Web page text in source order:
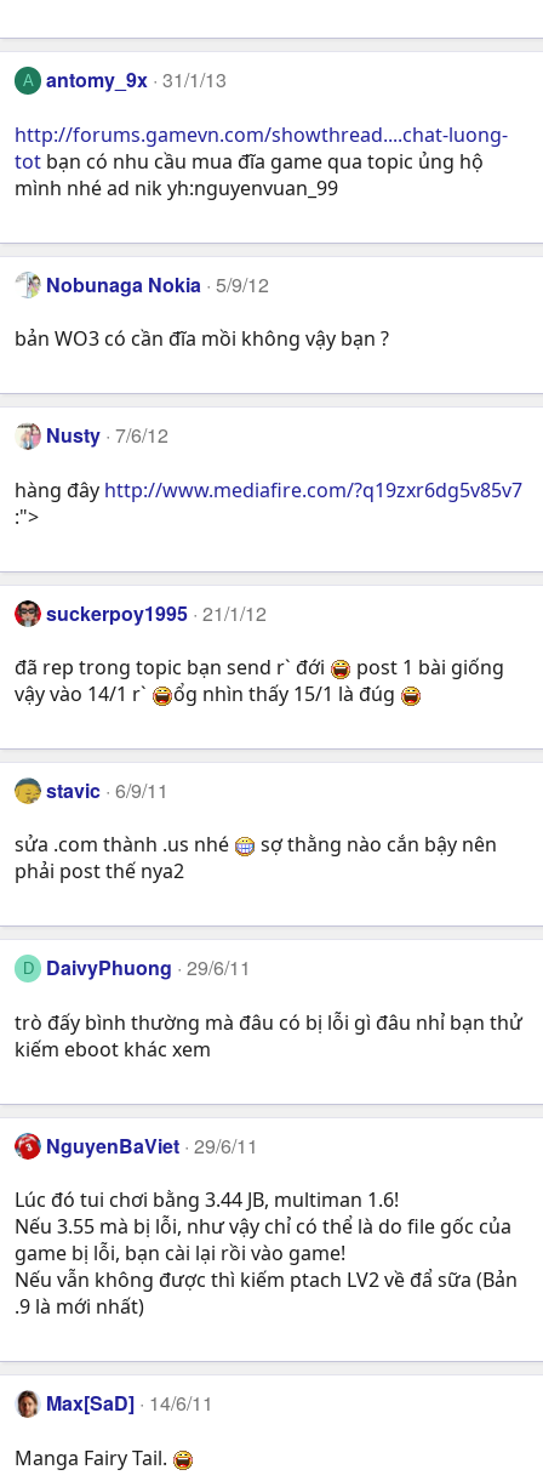
A antomy_9x 31/1/13
http://forums.gamevn.com/showthread....chat-luong-
tot bạn có nhu cầu mua đĩa game qua topic ủng hộ
mình nhé ad nik yh:nguyenvuan_99
Nobunaga Nokia 5/9/12
bản WO3 có cần đĩa mồi không vậy bạn ?
Nusty 7/6/12
hàng đây http://www.mediafire.com/?q19zxr6dg5v85v7
:">
suckerpoy1995 21/1/12
đã rep trong topic bạn send r` đới
post 1 bài giống
vậy vào 14/1 r`
ổg nhìn thấy 15/1 là đúg
stavic 6/9/11
sửa .com thành .us nhé
sợ thằng nào cắn bậy nên
phải post thế nya2
D DaivyPhuong 29/6/11
trò đấy bình thường mà đâu có bị lỗi gì đâu nhỉ bạn thử
kiếm eboot khác xem
NguyenBaViet 29/6/11
Lúc đó tui chơi bằng 3.44 JB, multiman 1.6!
Nếu 3.55 mà bị lỗi, như vậy chỉ có thể là do file gốc của
game bị lỗi, bạn cài lại rồi vào game!
Nếu vẫn không được thì kiếm ptach LV2 về đẩ sữa (Bản
.9 là mới nhất)
Max[SaD] 14/6/11
Manga Fairy Tail.